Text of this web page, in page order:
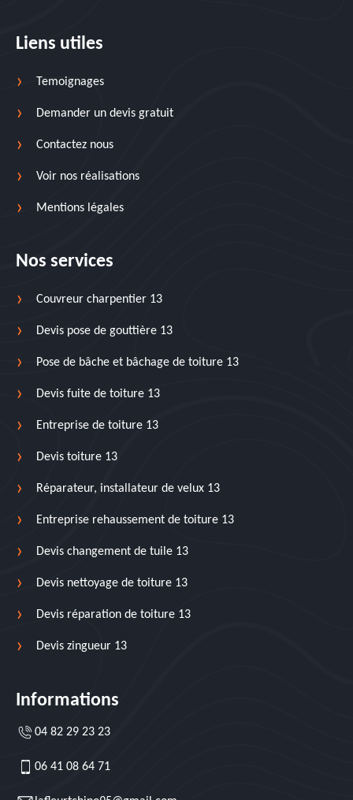
Liens utiles
Temoignages
Demander un devis gratuit
Contactez nous
Voir nos réalisations
Mentions légales
Nos services
Couvreur charpentier 13
Devis pose de gouttière 13
Pose de bâche et bâchage de toiture 13
Devis fuite de toiture 13
Entreprise de toiture 13
Devis toiture 13
Réparateur, installateur de velux 13
Entreprise rehaussement de toiture 13
Devis changement de tuile 13
Devis nettoyage de toiture 13
Devis réparation de toiture 13
Devis zingueur 13
Informations
04 82 29 23 23
06 41 08 64 71